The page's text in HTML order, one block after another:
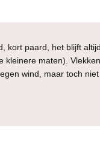
kort paard, het blijft
maten).
wind, maar toch